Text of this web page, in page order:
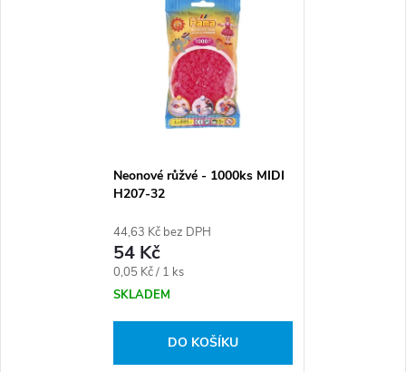
Neonové růžvé - 1000ks MIDI
H207-32
44,63 Kč bez DPH
54 Kč
Měrná
cena:
0,05 Kč / 1 ks
SKLADEM
DO KOŠÍKU